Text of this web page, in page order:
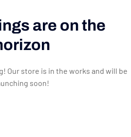
are on the
Our store is in the works and will be
soon!